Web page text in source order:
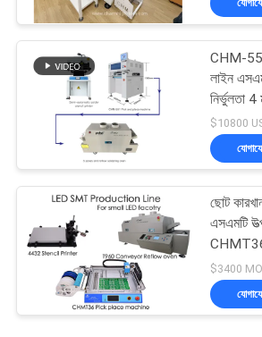
মেশিন
পিসিবি বিধানসভা
CHM-
লাইন
নির্ভুলতা 4
$10800
ছোট
এসএমটি
CHMT36
প্রিন্টার,
$3400